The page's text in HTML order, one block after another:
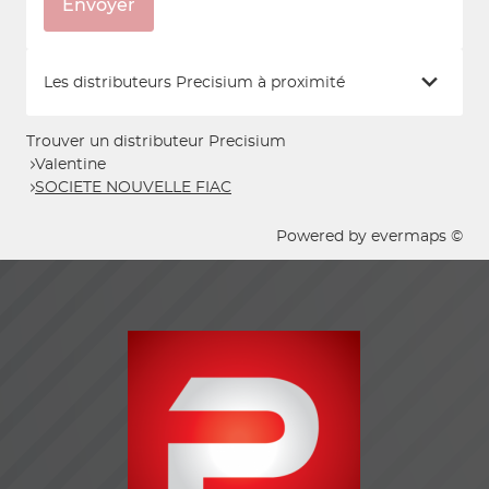
Envoyer
Les distributeurs Precisium à proximité
Trouver un distributeur Precisium
Valentine
SOCIETE NOUVELLE FIAC
Powered by evermaps ©